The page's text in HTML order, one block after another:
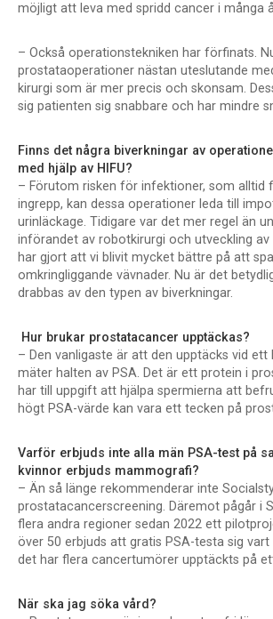
möjligt att leva med spridd cancer i många
– Också operationstekniken har förfinats.
prostataoperationer nästan uteslutande
kirurgi som är mer precis och skonsam.
sig patienten sig snabbare och har mindre
Finns det några biverkningar av
med hjälp av HIFU?
– Förutom risken för infektioner, som alltid
ingrepp, kan dessa operationer leda till
urinläckage. Tidigare var det mer regel än
införandet av robotkirurgi och utveckling av
har gjort att vi blivit mycket bättre på att
omkringliggande vävnader. Nu är det
drabbas av den typen av biverkningar.
Hur brukar prostatacancer upptäckas?
– Den vanligaste är att den upptäcks vid ett
mäter halten av PSA. Det är ett protein i
har till uppgift att hjälpa spermierna att
högt PSA-värde kan vara ett tecken på
Varför erbjuds inte alla män PSA-test på
kvinnor erbjuds mammografi?
– Än så länge rekommenderar inte
prostatacancerscreening. Däremot pågår i
flera andra regioner sedan 2022 ett
över 50 erbjuds att gratis PSA-testa sig vart
det har flera cancertumörer upptäckts på
När ska jag söka vård?